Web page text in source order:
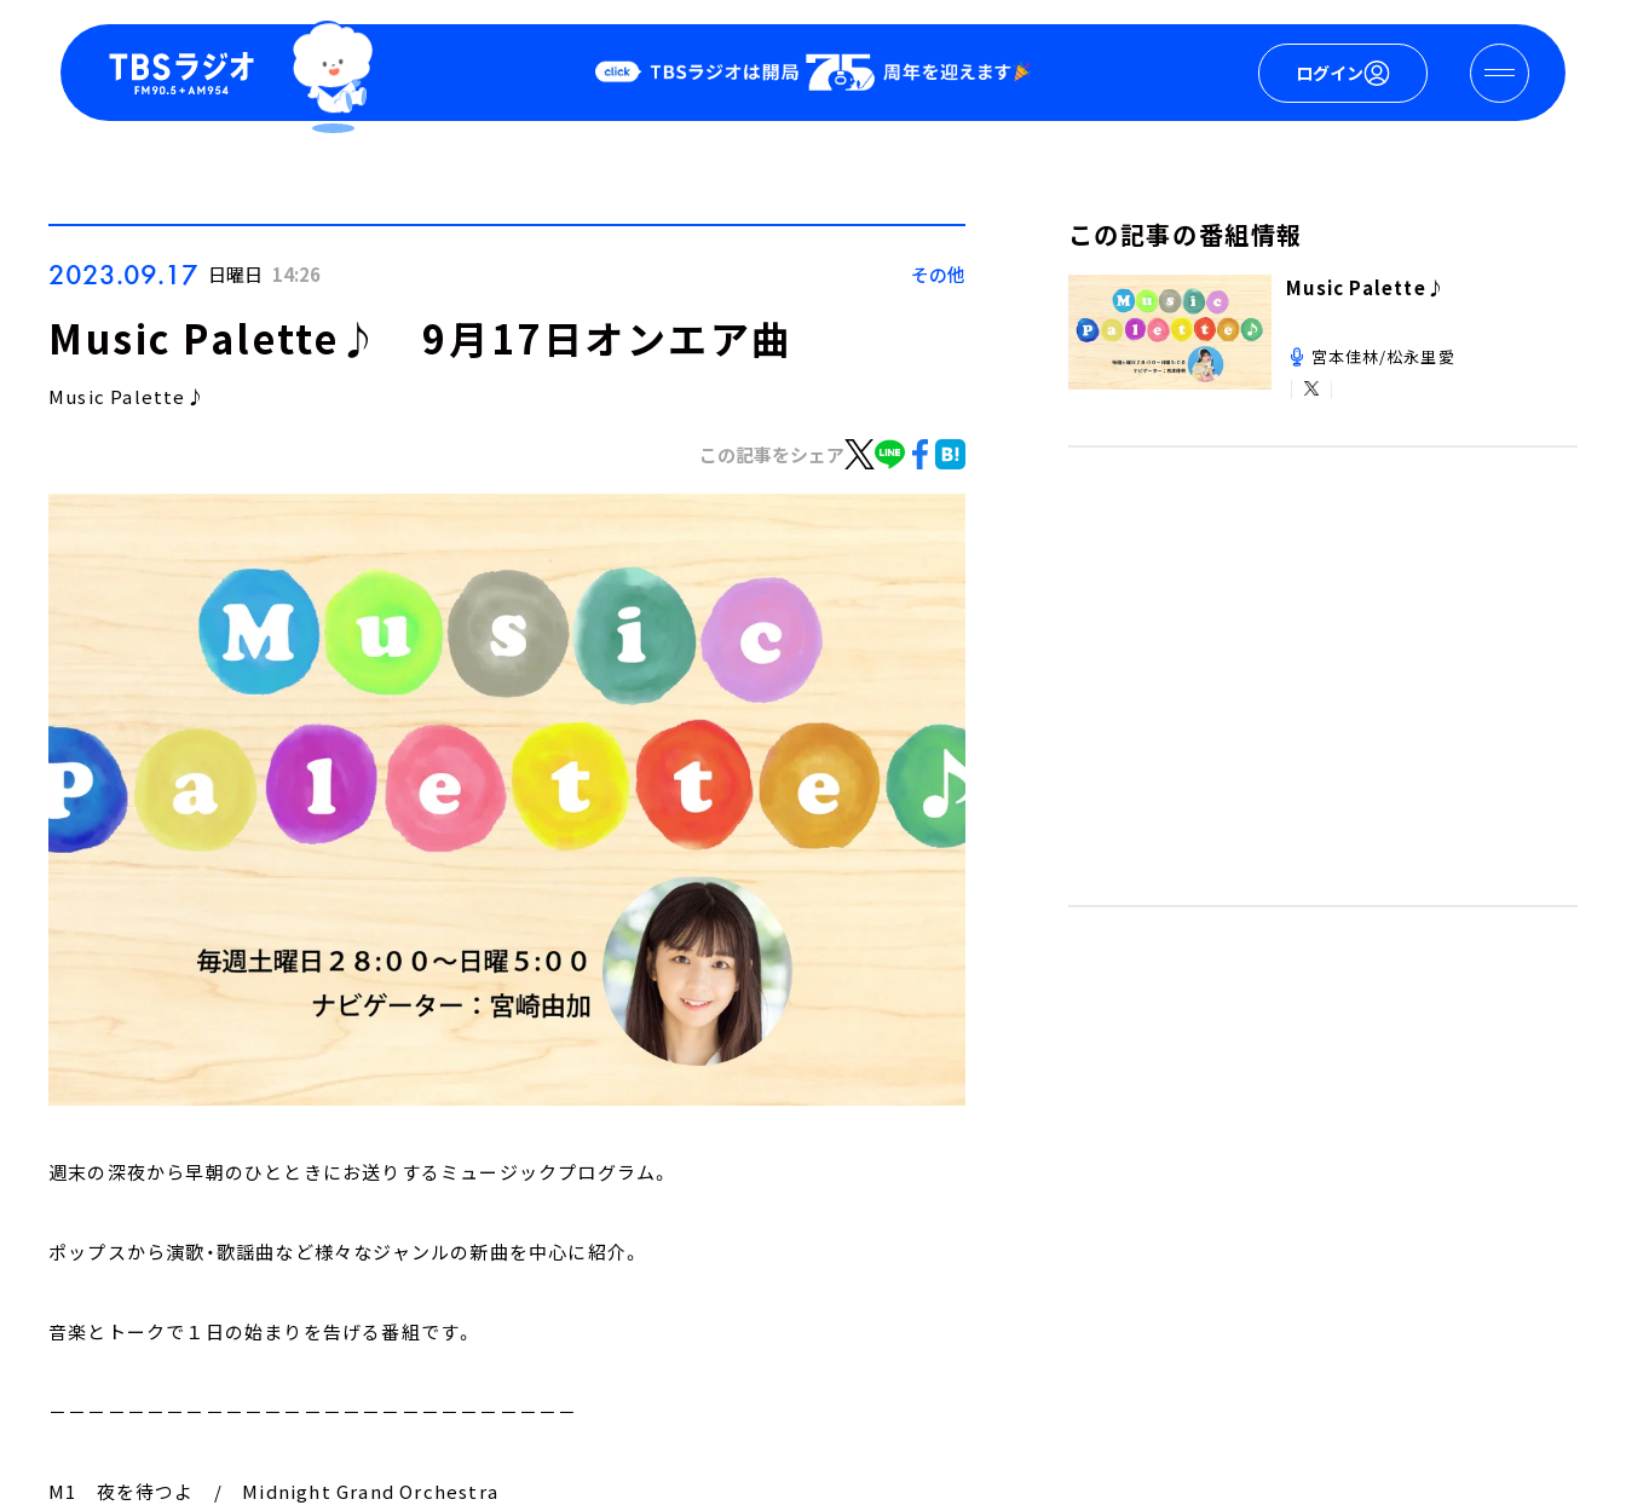
ログイン
Podcast
YouTube
2023.09.17 日曜日 14:26 その他
Music Palette♪ 9月17日オンエア曲
Music Palette♪
この記事をシェア
週末の深夜から早朝のひとときにお送りするミュージックプログラム。
ポップスから演歌・歌謡曲など様々なジャンルの新曲を中心に紹介。
音楽とトークで１日の始まりを告げる番組です。
－－－－－－－－－－－－－－－－－－－－－－－－－－－
M1 夜を待つよ / Midnight Grand Orchestra
この記事の番組情報
Music Palette♪
宮本佳林/松永里愛